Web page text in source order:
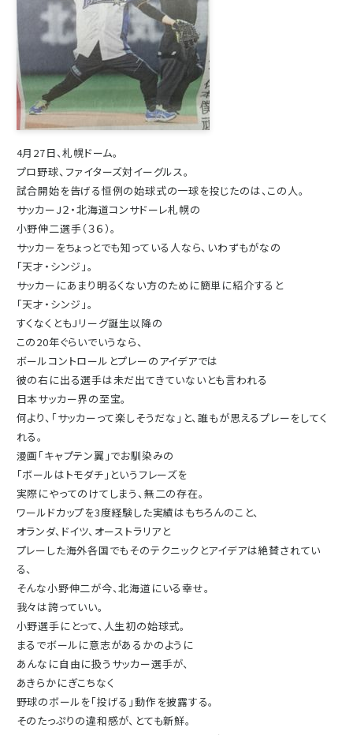
4月27日、札幌ドーム。
プロ野球、ファイターズ対イーグルス。
試合開始を告げる恒例の始球式の一球を投じたのは、この人。
サッカーJ２・北海道コンサドーレ札幌の
小野伸二選手（３６）。
サッカーをちょっとでも知っている人なら、いわずもがなの
「天才・シンジ」。
サッカーにあまり明るくない方のために簡単に紹介すると
「天才・シンジ」。
すくなくともJリーグ誕生以降の
この20年ぐらいでいうなら、
ボールコントロールとプレーのアイデアでは
彼の右に出る選手は未だ出てきていないとも言われる
日本サッカー界の至宝。
何より、「サッカーって楽しそうだな」と、誰もが思えるプレーをしてく
れる。
漫画「キャプテン翼」でお馴染みの
「ボールはトモダチ」というフレーズを
実際にやってのけてしまう、無二の存在。
ワールドカップを3度経験した実績はもちろんのこと、
オランダ、ドイツ、オーストラリアと
プレーした海外各国でもそのテクニックとアイデアは絶賛されてい
る、
そんな小野伸二が今、北海道にいる幸せ。
我々は誇っていい。
小野選手にとって、人生初の始球式。
まるでボールに意志があるかのように
あんなに自由に扱うサッカー選手が、
あきらかにぎこちなく
野球のボールを「投げる」動作を披露する。
そのたっぷりの違和感が、とても新鮮。